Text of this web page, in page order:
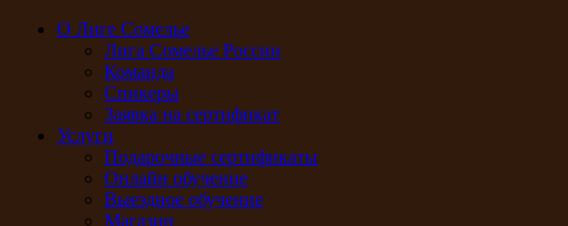
О Лиге Сомелье
Лига Сомелье России
Команда
Спикеры
Заявка на сертификат
Услуги
Подарочные сертификаты
Онлайн обучение
Выездное обучение
Магазин